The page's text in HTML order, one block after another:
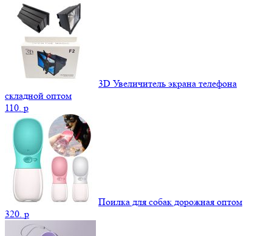
3D Увеличитель экрана телефона
складной оптом
110. p
Поилка для собак дорожная оптом
320. p